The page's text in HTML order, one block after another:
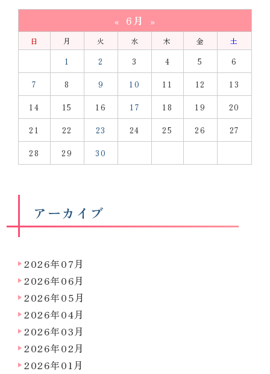
« 6月 »
日 月 火 水 木 金
土
1
2 3 4 5 6
7 8 9 10 11 12 13
14 15 16 17 18 19 20
21 22 23 24 25 26 27
28 29 30
アーカイブ
2026年07月
2026年06月
2026年05月
2026年04月
2026年03月
2026年02月
2026年01月